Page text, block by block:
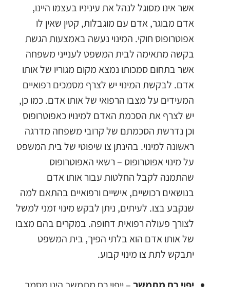
אשר אינו מסוגל לנהל את עיניניו בעצמו היינו,
אדם מבוגר, אדם עם מוגבלות, קטין שאין לו
אפוטרופוס חוקי. המינוי נעשה באמצעות הגשת
בקשה מתאימה לבית המשפט לענייני משפחה
אשר בתחום סמכותו נמצא מקום מגוריו של אותו
אדם. לבקשת המינוי יש לצרף מסמכים רפואיים
המעידים על מצבו הרפואי של אותו אדם. כמו כן,
יש לצרף את הסכמת האדם למינויו כאפוטרופוס
וכן נדרשת הסכמתם של קרובי משפחה מדרגה
ראשונה למינוי. בהינתן צו שיפוטי של בית המשפט
על מינוי אפוטרופוס – רשאי האפוטרופוס
שהתמנה לקבל החלטות עבור אותו אדם
בנושאים רכושיים, אישיים ורפואיים בהתאם למה
שנקבע בצו. לעיתים, ניתן לבקש מינוי זמני למשל
לצורך פעולה רפואית דחופה. במקרים בהם מצבו
של אותו אדם הוא בלתי הפיך, בית המשפט
יתבקש לתת צו מינוי קבוע.